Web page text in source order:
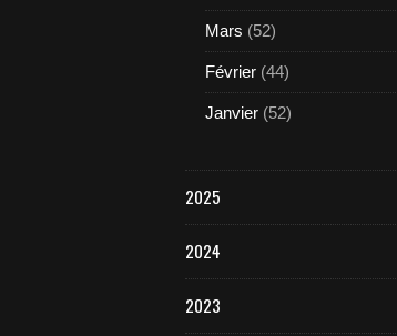
Mars (52)
Février (44)
Janvier (52)
2025
2024
2023